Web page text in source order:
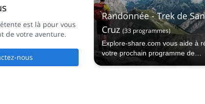
est là pour vous
de votre aventure.
nous
Randonnée - Trek de
Cruz (33 programmes)
Explore-share.com vous aide à
votre prochain programme de
randonnée pédestre à Santa